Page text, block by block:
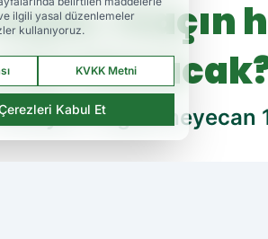
maçın
1.Lig'de heyecan
ilgili yasal düzenlemeler
kullanıyoruz.
KVKK Metni
Kabul Et